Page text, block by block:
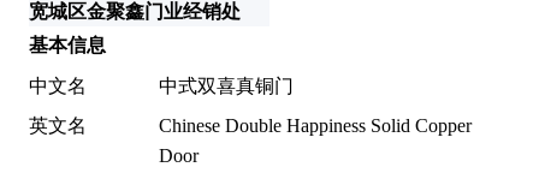
宽城区金聚鑫门业经销处
基本信息
中文名
中式双喜真铜门
英文名
Chinese Double Happiness Solid Copper
Door